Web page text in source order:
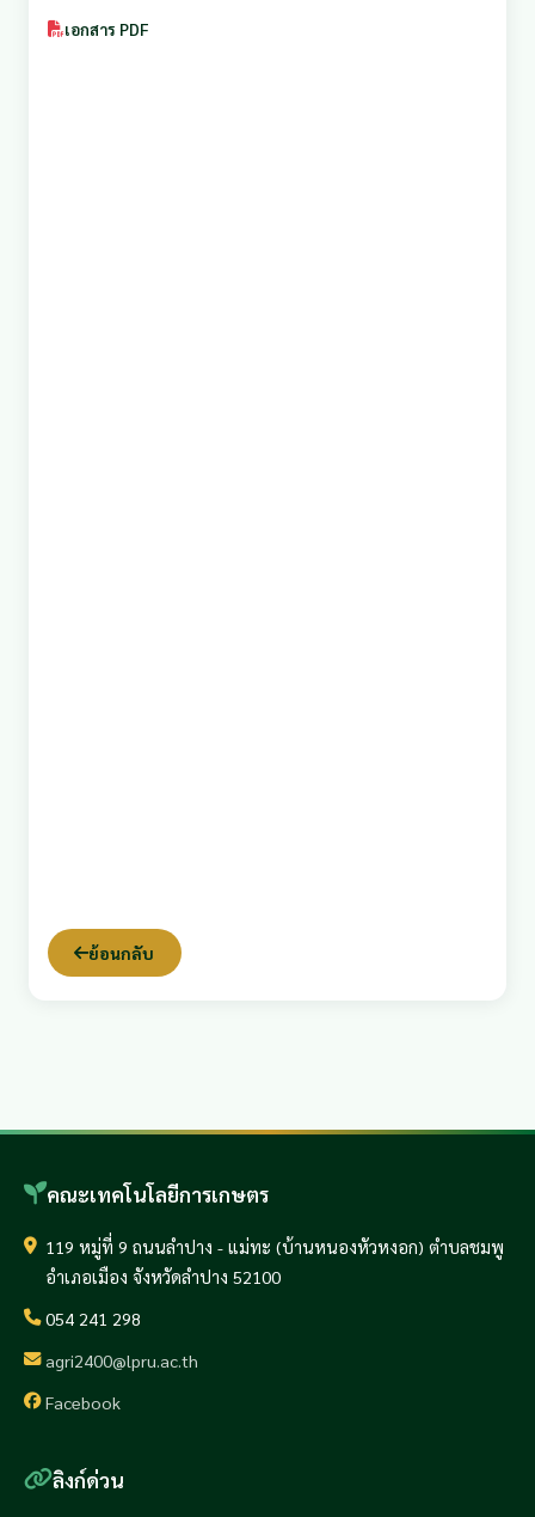
เอกสาร PDF
ย้อนกลับ
คณะเทคโนโลยีการเกษตร
119 หมู่ที่ 9 ถนนลำปาง - แม่ทะ (บ้านหนองหัวหงอก) ตำบลชมพู
อำเภอเมือง จังหวัดลำปาง 52100
054 241 298
agri2400@lpru.ac.th
Facebook
ลิงก์ด่วน